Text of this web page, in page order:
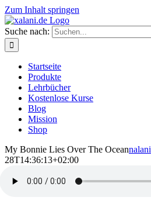
Zum Inhalt springen
Suche nach:
Startseite
Produkte
Lehrbücher
Kostenlose Kurse
Blog
Mission
Shop
My Bonnie Lies Over The Oceannalani
28T14:36:13+02:00